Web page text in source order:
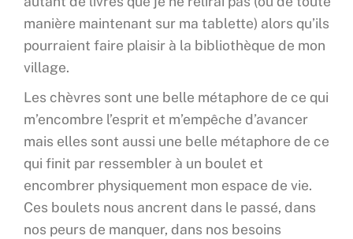
manière maintenant sur ma tablette) alors qu’ils
pourraient faire plaisir à la bibliothèque de mon
village.
Les chèvres sont une belle métaphore de ce qui
m’encombre l’esprit et m’empêche d’avancer
mais elles sont aussi une belle métaphore de ce
qui finit par ressembler à un boulet et
encombrer physiquement mon espace de vie.
Ces boulets nous ancrent dans le passé, dans
nos peurs de manquer, dans nos besoins